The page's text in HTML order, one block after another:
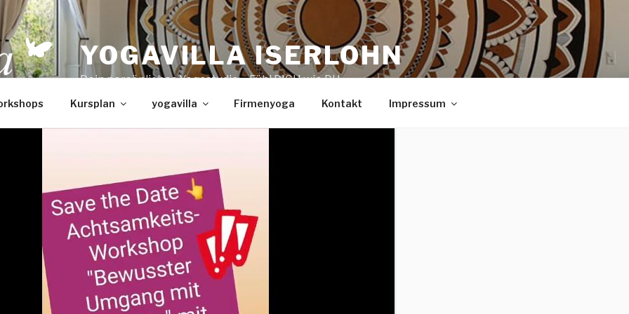
YOGAVILLA ISERLOHN
Dein persönliches Yogastudio – Fühl DICH wie DU
Kursplan yogavilla Firmenyoga Kontakt Impressum